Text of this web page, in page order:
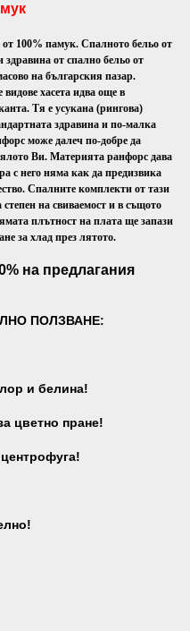
100% памук. Спалното бельо от
от спално бельо от
на българския пазар.
хасета идва още в
Тя е усукана (рингова)
здравина и по-малка
може далеч по-добре да
Ви. Материята ранфорс дава
с него няма как да предизвика
Спалните комплекти от тази
на свиваемост и в същото
плътност на плата ще запази
за хлад през лятото.
на предлагания
ПОЛЗВАНЕ:
и белина!
цветно пране!